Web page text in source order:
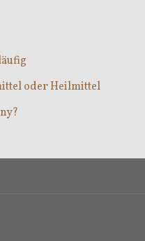
oder Heilmittel